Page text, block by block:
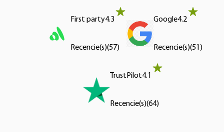
First party4.3
Recencie(s)(57)
Google4.2
Recencie(s)(51 )
TrustPilot4.1
Recencie(s)(64)